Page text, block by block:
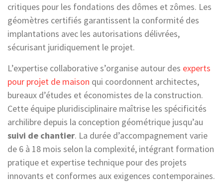
critiques pour les fondations des dômes et zômes. Les
géomètres certifiés garantissent la conformité des
implantations avec les autorisations délivrées,
sécurisant juridiquement le projet.
L’expertise collaborative s’organise autour des experts
pour projet de maison qui coordonnent architectes,
bureaux d’études et économistes de la construction.
Cette équipe pluridisciplinaire maîtrise les spécificités
archilibre depuis la conception géométrique jusqu’au
suivi de chantier. La durée d’accompagnement varie
de 6 à 18 mois selon la complexité, intégrant formation
pratique et expertise technique pour des projets
innovants et conformes aux exigences contemporaines.